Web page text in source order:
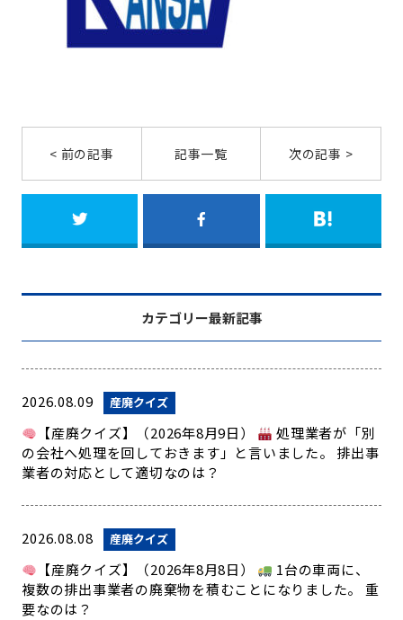
< 前の記事 記事一覧 次の記事 >
カテゴリー最新記事
2026.08.09 産廃クイズ
【産廃クイズ】（2026年8月9日）
処理業者が「別
の会社へ処理を回しておきます」と言いました。 排出事
業者の対応として適切なのは？
2026.08.08 産廃クイズ
【産廃クイズ】（2026年8月8日）
1台の車両に、
複数の排出事業者の廃棄物を積むことになりました。 重
要なのは？